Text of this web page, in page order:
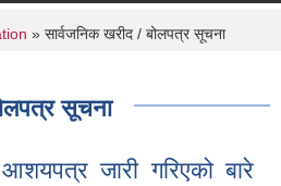
» सार्वजनिक खरीद / बोलपत्र सूचना
सूचना
जारी गरिएको बारे